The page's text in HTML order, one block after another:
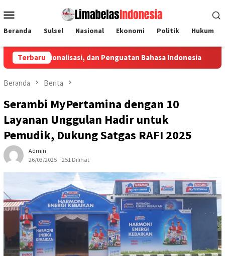
ke
Mobile
Beranda Sulsel Nasional Ekonomi Politik Hukum
Terbaru
dan Penguatan Bahasa Indonesia Penyaluran
Beranda Berita
Serambi MyPertamina dengan 10
Layanan Unggulan Hadir untuk
Pemudik, Dukung Satgas RAFI 2025
Admin
26/03/2025
251 Dilihat